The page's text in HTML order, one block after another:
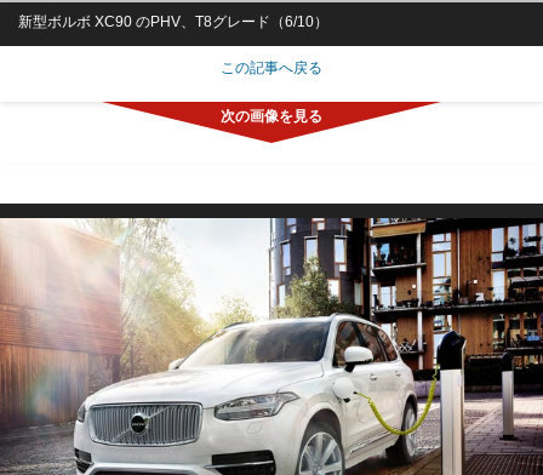
新型ボルボ XC90 のPHV、T8グレード（6/10）
この記事へ戻る